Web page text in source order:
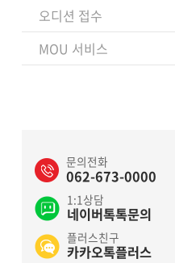
오디션 접수
MOU 서비스
문의전화
062-673-0000
1:1상담
네이버톡톡문의
플러스친구
카카오톡플러스